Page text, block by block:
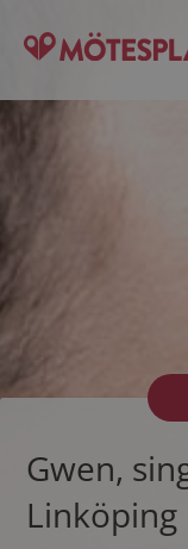
Gwen,
Linköping